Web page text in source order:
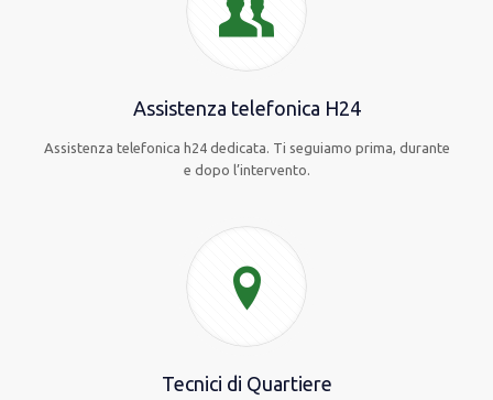
Assistenza telefonica H24
Assistenza telefonica h24 dedicata. Ti seguiamo prima, durante
e dopo l’intervento.
Tecnici di Quartiere